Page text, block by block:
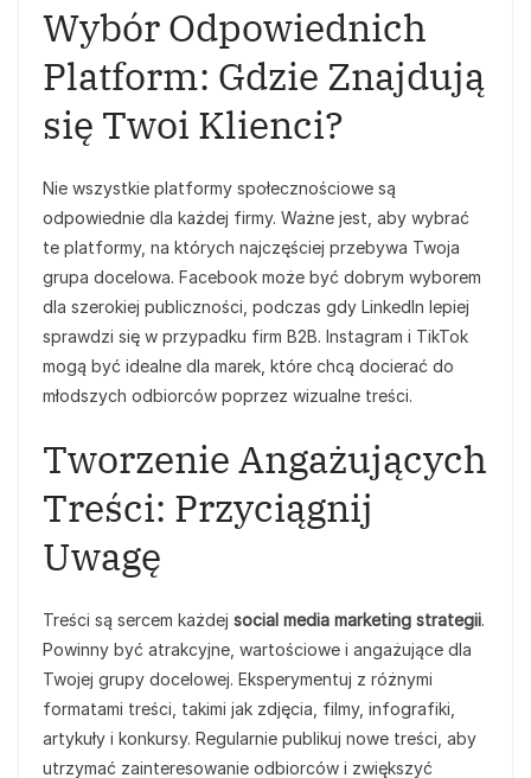
Wybór Odpowiednich
Platform: Gdzie Znajdują
się Twoi Klienci?
Nie wszystkie platformy społecznościowe są
odpowiednie dla każdej firmy. Ważne jest, aby wybrać
te platformy, na których najczęściej przebywa Twoja
grupa docelowa. Facebook może być dobrym wyborem
dla szerokiej publiczności, podczas gdy LinkedIn lepiej
sprawdzi się w przypadku firm B2B. Instagram i TikTok
mogą być idealne dla marek, które chcą docierać do
młodszych odbiorców poprzez wizualne treści.
Tworzenie Angażujących
Treści: Przyciągnij
Uwagę
Treści są sercem każdej social media marketing strategii.
Powinny być atrakcyjne, wartościowe i angażujące dla
Twojej grupy docelowej. Eksperymentuj z różnymi
formatami treści, takimi jak zdjęcia, filmy, infografiki,
artykuły i konkursy. Regularnie publikuj nowe treści, aby
utrzymać zainteresowanie odbiorców i zwiększyć